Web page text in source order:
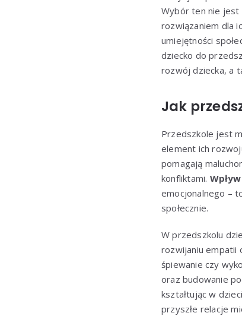
Wybór ten nie jest
rozwiązaniem dla
umiejętności
dziecko do
rozwój dziecka, a
Jak
Przedszkole jest
element ich
pomagają
konfliktami.
emocjonalnego –
społecznie.
W przedszkolu
rozwijaniu empatii
śpiewanie czy
oraz budowanie
kształtując w
przyszłe relacje